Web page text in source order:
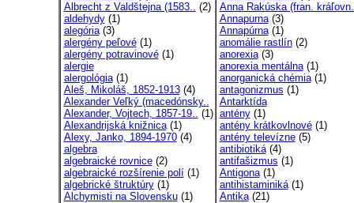
Albrecht z Valdštejna (1583.. (2)
aldehydy(1)
alegória(3)
alergény peľové(1)
alergény potravinové(1)
alergie
alergológia(1)
Aleš, Mikoláš, 1852-1913(4)
Alexander Veľký (macedónsky..
Alexander, Vojtech, 1857-19.. (1)
Alexandrijská knižnica(1)
Alexy, Janko, 1894-1970(4)
algebra
algebraické rovnice(2)
algebraické rozšírenie polí(1)
algebrické štruktúry(1)
Alchymisti na Slovensku(1)
Anna Rakúska (fran.
Annapurna(3)
Annapúrna(1)
anomálie rastlín(2)
anorexia(3)
anorexia mentálna(1)
anorganická chémia(1)
antagonizmus (1)
Antarktída
antény(1)
antény krátkovlnové(1)
antény televízne(5)
antibiotiká(4)
antifašizmus (1)
Antigona(1)
antihistaminiká(1)
Antika(21)